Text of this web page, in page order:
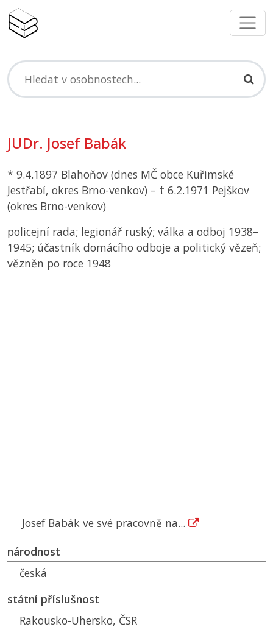
JUDr. Josef Babák
* 9.4.1897 Blahoňov (dnes MČ obce Kuřimské
Jestřabí, okres Brno-venkov) – † 6.2.1971 Pejškov
(okres Brno-venkov)
policejní rada; legionář ruský; válka a odboj 1938–
1945; účastník domácího odboje a politický vězeň;
vězněn po roce 1948
Josef Babák ve své pracovně na...
národnost
česká
státní příslušnost
Rakousko-Uhersko, ČSR